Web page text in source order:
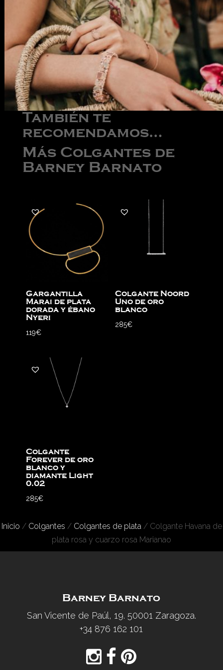
También te
recomendamos…
Más Colgantes de
Barney Barnato
Gargantilla
Marai de plata
dorada y ébano
Nyeri
119€
Colgante Noord
Uno de oro
blanco
285€
Colgante
Forever de oro
blanco y
diamante Light
0.02
285€
Inicio / Colgantes / Colgantes de plata / Colgante Havana de
plata rosa y cuarzo rosa Marianao
Barney Barnato
San Vicente de Paúl, 19. 50001 Zaragoza.
+34 876 162 101